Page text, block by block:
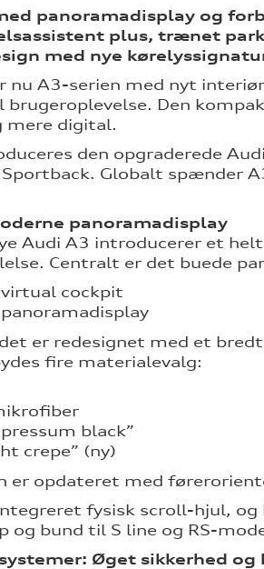
panoramadisplay og
plus, trænet
med nye
nu A3-serien med nyt
Den
mere digital.
den opgraderede
Sportback. Globalt spænder
panoramadisplay
Audi A3 introducerer et
Centralt er det buede
cockpit
er redesignet med et
fire materialevalg:
black”
crepe” (ny)
er opdateret med
fysisk scroll-hjul,
og bund til S line og RS-
Øget sikkerhed